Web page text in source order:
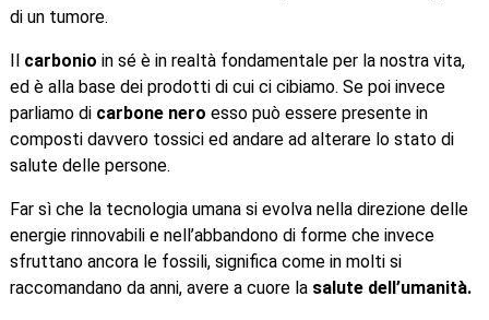
di un tumore.
carbonio in sé è in realtà fondamentale per la nostra vita,
ed è alla base dei prodotti di cui ci cibiamo. Se poi invece
parliamo di carbone nero esso può essere presente in
composti davvero tossici ed andare ad alterare lo stato di
salute delle persone.
Far sì che la tecnologia umana si evolva nella direzione delle
energie rinnovabili e nell’abbandono di forme che invece
sfruttano ancora le fossili, significa come in molti si
raccomandano da anni, avere a cuore la salute dell’umanità.